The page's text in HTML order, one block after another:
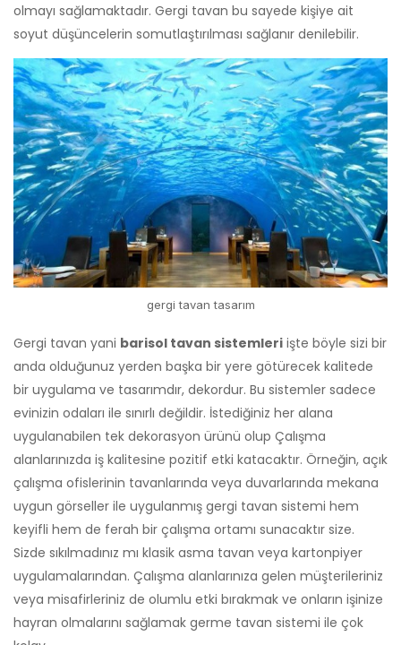
olmayı sağlamaktadır. Gergi tavan bu sayede kişiye ait
soyut düşüncelerin somutlaştırılması sağlanır denilebilir.
gergi tavan tasarım
Gergi tavan yani barisol tavan sistemleri işte böyle sizi bir
anda olduğunuz yerden başka bir yere götürecek kalitede
bir uygulama ve tasarımdır, dekordur. Bu sistemler sadece
evinizin odaları ile sınırlı değildir. İstediğiniz her alana
uygulanabilen tek dekorasyon ürünü olup Çalışma
alanlarınızda iş kalitesine pozitif etki katacaktır. Örneğin, açık
çalışma ofislerinin tavanlarında veya duvarlarında mekana
uygun görseller ile uygulanmış gergi tavan sistemi hem
keyifli hem de ferah bir çalışma ortamı sunacaktır size.
Sizde sıkılmadınız mı klasik asma tavan veya kartonpiyer
uygulamalarından. Çalışma alanlarınıza gelen müşterileriniz
veya misafirleriniz de olumlu etki bırakmak ve onların işinize
hayran olmalarını sağlamak germe tavan sistemi ile çok